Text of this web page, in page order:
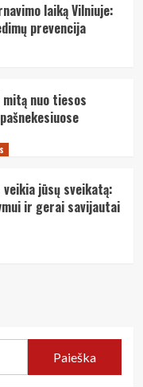
laiką Vilniuje:
prevencija
nuo tiesos
jūsų sveikatą:
ir gerai savijautai
Paieška